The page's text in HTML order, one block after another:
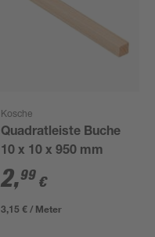
Kosche
Quadratleiste Buche
10 x 10 x 950 mm
2,99 €
3,15 € / Meter